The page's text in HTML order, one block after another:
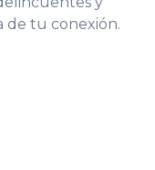
de tu conexión.